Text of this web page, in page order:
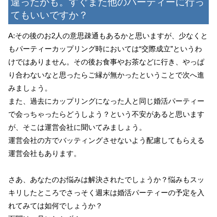
違ったかも。すぐまた他のパーティーに行っ
てもいいですか？
A:その後のお2人の意思疎通もあるかと思いますが、少なくと
もパーティーカップリング時においては“交際成立”というわ
けではありません。その後お食事やお茶などに行き、やっぱ
り合わないなと思ったらご縁が無かったということで次へ進
みましょう。
また、過去にカップリングになった人と同じ婚活パーティー
で会っちゃったらどうしよう？という不安があると思います
が、そこは運営会社に聞いてみましょう。
運営会社の方でバッティングさせないよう配慮してもらえる
運営会社もあります。
さあ、あなたのお悩みは解決されたでしょうか？悩みもスッ
キリしたところでさっそく週末は婚活パーティーの予定を入
れてみては如何でしょうか？